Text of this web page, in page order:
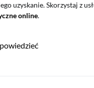
uzyskanie. Skorzystaj z
online.